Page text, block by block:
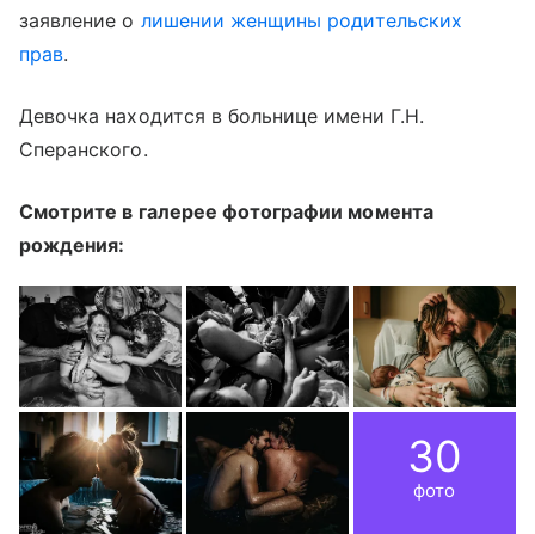
заявление о лишении женщины родительских
прав.
Девочка находится в больнице имени Г.Н.
Сперанского.
Смотрите в галерее фотографии момента
рождения:
30
фото